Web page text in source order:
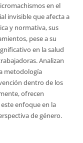
en el
invisible que afecta a
y normativa, sus
pese a su
en la salud
Analizan
metodología
dentro de los
ofrecen
enfoque en la
de género.